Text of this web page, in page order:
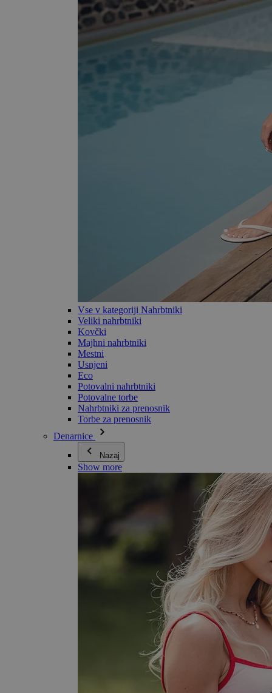
Vse v kategoriji Nahrbtniki
Veliki nahrbtniki
Kovčki
Majhni nahrbtniki
Mestni
Usnjeni
Eco
Potovalni nahrbtniki
Potovalne torbe
Nahrbtniki za prenosnik
Torbe za prenosnik
Denarnice
Nazaj
Show more